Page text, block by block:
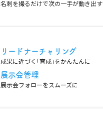
名刺を撮るだけで次の一手が動き出す
リードナーチャリング
成果に近づく｢育成｣をかんたんに
展示会管理
展示会フォローをスムーズに